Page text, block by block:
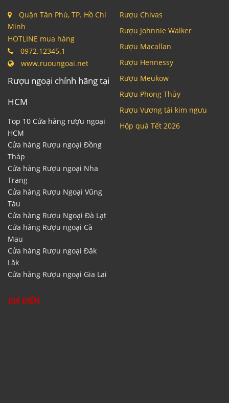
Quận Tân Phú, TP. Hồ Chí
Minh
HOTLINE mua hàng
0972.12345.1
www.ruoungoai.net
Rượu ngoại chính hãng tại
HCM
Top 10 Cửa hàng rượu ngoại
HCM
Cửa hàng Rượu ngoại Đồng
Tháp
Cửa hàng Rượu ngoại Nha
Trang
Cửa hàng Rượu Ngoại Vũng
Tàu
Cửa hàng Rượu Ngoại Đà Lạt
Cửa hàng Rượu ngoại Cà
Mau
Cửa hàng Rượu ngoại Đăk
Lăk
Cửa hàng Rượu ngoại Gia Lai
Rượu Chivas
Rượu Johnnie Walker
Rượu Macallan
Rượu Hennessy
Rượu Meukow
Rượu Phong Thủy
Rượu Vương tài kim ngưu
Hộp quà Tết 2026
ĐỊA ĐIỂM